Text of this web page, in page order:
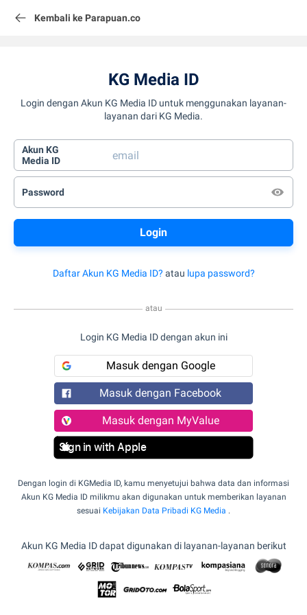
Kembali ke Parapuan.co
KG Media ID
Login dengan Akun KG Media ID untuk menggunakan layanan-
layanan dari KG Media.
Akun KG
Media ID
Password
Daftar Akun KG Media ID? atau lupa password?
atau
Login KG Media ID dengan akun ini
Masuk dengan Google
Masuk dengan Facebook
Masuk dengan MyValue
Sign in with Apple
Dengan login di KGMedia ID, kamu menyetujui bahwa data dan informasi
Akun KG Media ID milikmu akan digunakan untuk memberikan layanan
sesuai Kebijakan Data Pribadi KG Media .
Akun KG Media ID dapat digunakan di layanan-layanan berikut